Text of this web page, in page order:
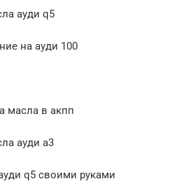
ауди q5
на ауди 100
масла в акпп
ауди а3
q5 своими руками